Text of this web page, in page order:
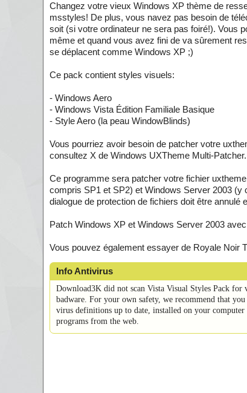
Changez votre vieux Windows XP thème de
msstyles! De plus, vous navez pas besoin de
soit (si votre ordinateur ne sera pas foiré!). Vous
même et quand vous avez fini de va sûrement
se déplacent comme Windows XP ;)
Ce pack contient styles visuels:
- Windows Aero
- Windows Vista Édition Familiale Basique
- Style Aero (la peau WindowBlinds)
Vous pourriez avoir besoin de patcher votre
consultez X de Windows UXTheme Multi-Patcher.
Ce programme sera patcher votre fichier
compris SP1 et SP2) et Windows Server 2003
dialogue de protection de fichiers doit être
Patch Windows XP et Windows Server 2003
Vous pouvez également essayer de Royale Noir
Info Antivirus
Download3K did not scan Vista Visual Styles Pack for
badware. For your own safety, we recommend that you
virus definitions up to date, installed on your
programs from the web.